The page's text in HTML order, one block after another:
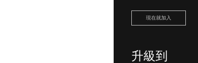
現在就加入
升級到